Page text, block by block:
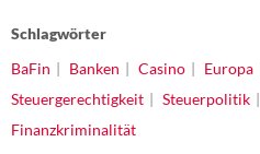
Schlagwörter
BaFin
Banken Casino Europa
Steuergerechtigkeit
Steuerpolitik
Finanzkriminalität